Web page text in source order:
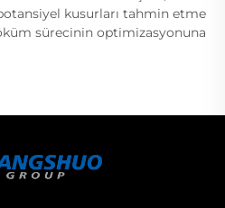
kusurları tahmin etme
sürecinin optimizasyonuna